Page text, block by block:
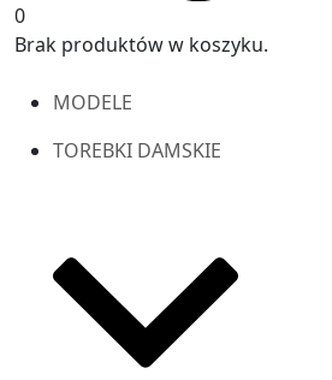
0
Brak produktów w koszyku.
MODELE
TOREBKI DAMSKIE